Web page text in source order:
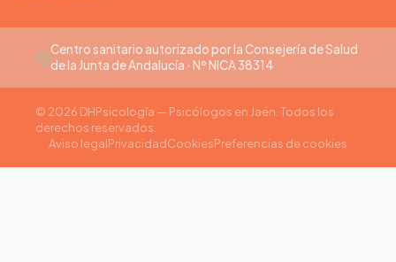
Centro sanitario autorizado por la Consejería de Salud
de la Junta de Andalucía · Nº NICA 38314
© 2026 DHPsicología — Psicólogos en Jaén. Todos los
derechos reservados.
Aviso legalPrivacidadCookiesPreferencias de cookies